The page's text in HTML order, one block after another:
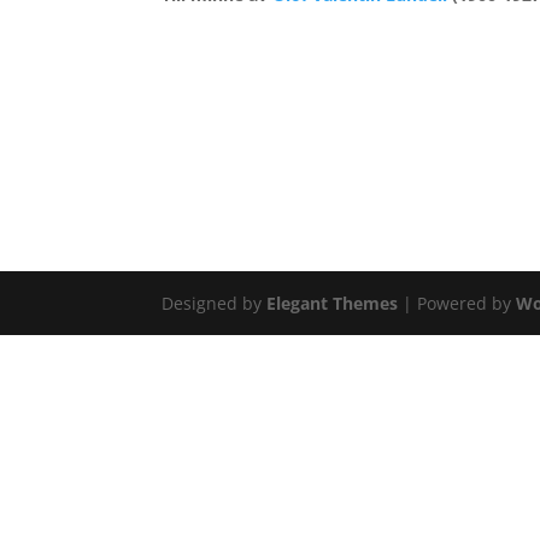
Designed by Elegant Themes | Powered by